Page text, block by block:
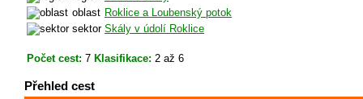
oblast Roklice a Loubenský potok
sektor Skály v údolí Roklice
Počet cest: 7 Klasifikace: 2 až 6
Přehled cest